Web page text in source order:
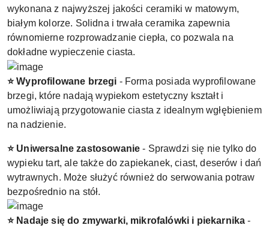
wykonana z najwyższej jakości ceramiki w matowym,
białym kolorze. Solidna i trwała ceramika zapewnia
równomierne rozprowadzanie ciepła, co pozwala na
dokładne wypieczenie ciasta.
⭐ Wyprofilowane brzegi - Forma posiada wyprofilowane
brzegi, które nadają wypiekom estetyczny kształt i
umożliwiają przygotowanie ciasta z idealnym wgłębieniem
na nadzienie.
⭐ Uniwersalne zastosowanie - Sprawdzi się nie tylko do
wypieku tart, ale także do zapiekanek, ciast, deserów i dań
wytrawnych. Może służyć również do serwowania potraw
bezpośrednio na stół.
⭐ Nadaje się do zmywarki, mikrofalówki i piekarnika -